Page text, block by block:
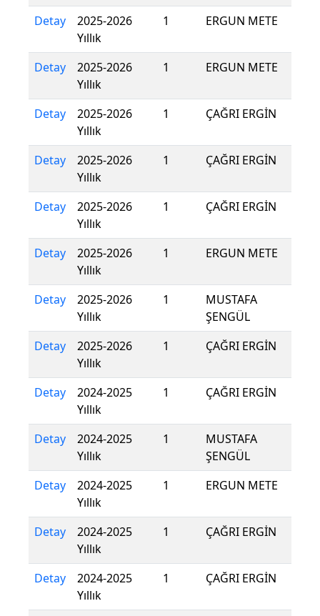
Detay
2025-2026
Yıllık
1 ERGUN METE
Detay
2025-2026
Yıllık
1 ERGUN METE
Detay
2025-2026
Yıllık
1 ÇAĞRI ERGİN
Detay
2025-2026
Yıllık
1 ÇAĞRI ERGİN
Detay
2025-2026
Yıllık
1 ÇAĞRI ERGİN
Detay
2025-2026
Yıllık
1 ERGUN METE
Detay
2025-2026
Yıllık
1
MUSTAFA
ŞENGÜL
Detay
2025-2026
Yıllık
1 ÇAĞRI ERGİN
Detay
2024-2025
Yıllık
1 ÇAĞRI ERGİN
Detay
2024-2025
Yıllık
1
MUSTAFA
ŞENGÜL
Detay
2024-2025
Yıllık
1 ERGUN METE
Detay
2024-2025
Yıllık
1 ÇAĞRI ERGİN
Detay
2024-2025
Yıllık
1 ÇAĞRI ERGİN